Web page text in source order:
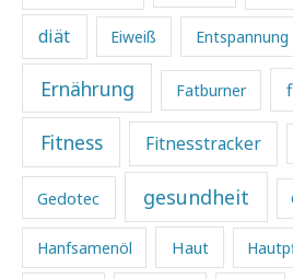
diät Eiweiß Entspannung
Ernährung Fatburner
Fitness Fitnesstracker
Gedotec gesundheit
Hanfsamenöl Haut